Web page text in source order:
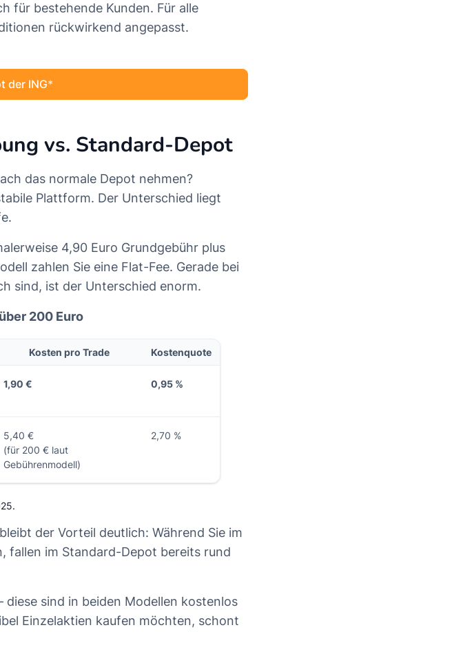
für bestehende Kunden. Für alle
rückwirkend angepasst.
der ING
vs. Standard-Depot
das normale Depot nehmen?
Plattform. Der Unterschied liegt
4,90 Euro Grundgebühr plus
zahlen Sie eine Flat-Fee. Gerade bei
sind, ist der Unterschied enorm.
200 Euro
Kosten pro Trade Kostenquote
1,90 € 0,95 %
5,40 €
(für 200 € laut
Gebührenmodell)
2,70 %
der Vorteil deutlich: Während Sie im
fallen im Standard-Depot bereits rund
sind in beiden Modellen kostenlos
Einzelaktien kaufen möchten, schont